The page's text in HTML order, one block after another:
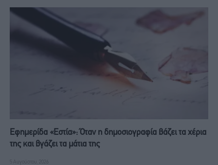
Εφημερίδα «Εστία»: Όταν η δημοσιογραφία βάζει τα χέρια
της και βγάζει τα μάτια της
5 Αυγούστου, 2026